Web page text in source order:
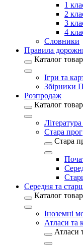
1
2
3
4
Словники
Правила
Каталог
Ігри та
Збірники
Розпродаж
Каталог
Стара
Стара
Середня та
Каталог
Іноземні
Атласи та
Атласи